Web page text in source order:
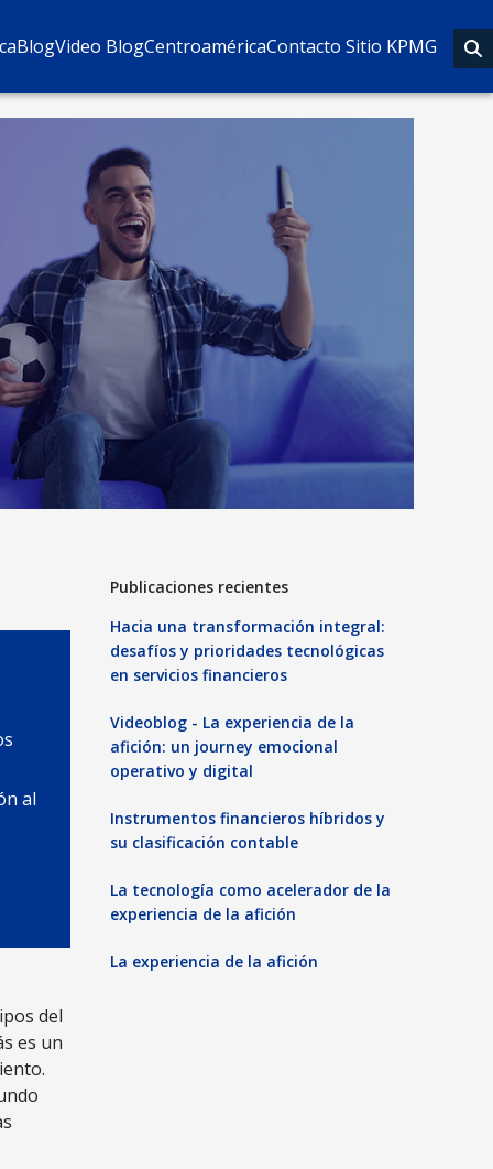
BlogVideo BlogCentroaméricaContacto Sitio KPMG
al
del
es un
Publicaciones recientes
Hacia una transformación integral:
desafíos y prioridades tecnológicas
en servicios financieros
Videoblog - La experiencia de la
afición: un journey emocional
operativo y digital
Instrumentos financieros híbridos y
su clasificación contable
La tecnología como acelerador de la
experiencia de la afición
La experiencia de la afición